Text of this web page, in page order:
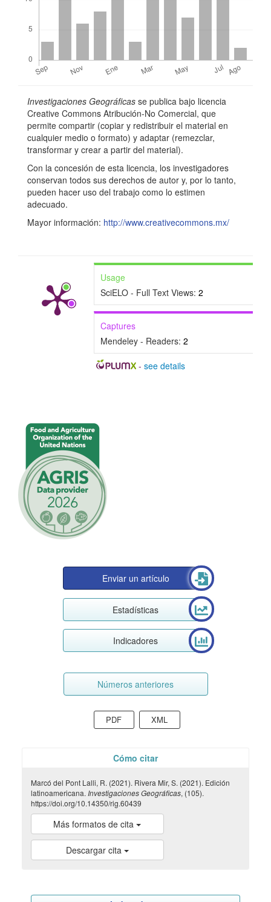
a
d
e
a
Detalles
del
artículo
Investigaciones Geográficas se publica bajo licencia
Creative Commons Atribución-No Comercial, que
permite compartir (copiar y redistribuir el material en
cualquier medio o formato) y adaptar (remezclar,
transformar y crear a partir del material).
Con la concesión de esta licencia, los investigadores
conservan todos sus derechos de autor y, por lo tanto,
pueden hacer uso del trabajo como lo estimen
adecuado.
Mayor información: http://www.creativecommons.mx/
Usage
SciELO - Full Text Views: 2
Captures
Mendeley - Readers: 2
- see details
Enviar un artículo
Estadísticas
Indicadores
Números anteriores
PDF XML
Cómo citar
Marcó del Pont Lalli, R. (2021). Rivera Mir, S. (2021). Edición
latinoamericana. Investigaciones Geográficas, (105).
https://doi.org/10.14350/rig.60439
Más formatos de cita
Descargar cita